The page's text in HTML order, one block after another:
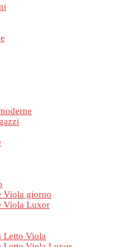
Viola giorno
Viola Luxor
Letto Viola